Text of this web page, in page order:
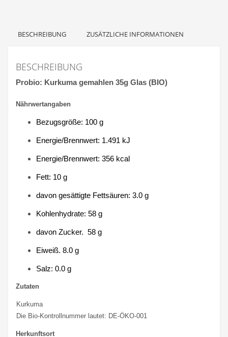
BESCHREIBUNG ZUSÄTZLICHE INFORMATIONEN
BESCHREIBUNG
Probio: Kurkuma gemahlen 35g Glas (BIO)
Nährwertangaben
Bezugsgröße: 100 g
Energie/Brennwert: 1.491 kJ
Energie/Brennwert: 356 kcal
Fett: 10 g
davon gesättigte Fettsäuren: 3.0 g
Kohlenhydrate: 58 g
davon Zucker. 58 g
Eiweiß. 8.0 g
Salz: 0.0 g
Zutaten
Kurkuma
Die Bio-Kontrollnummer lautet: DE-ÖKO-001
Herkunftsort